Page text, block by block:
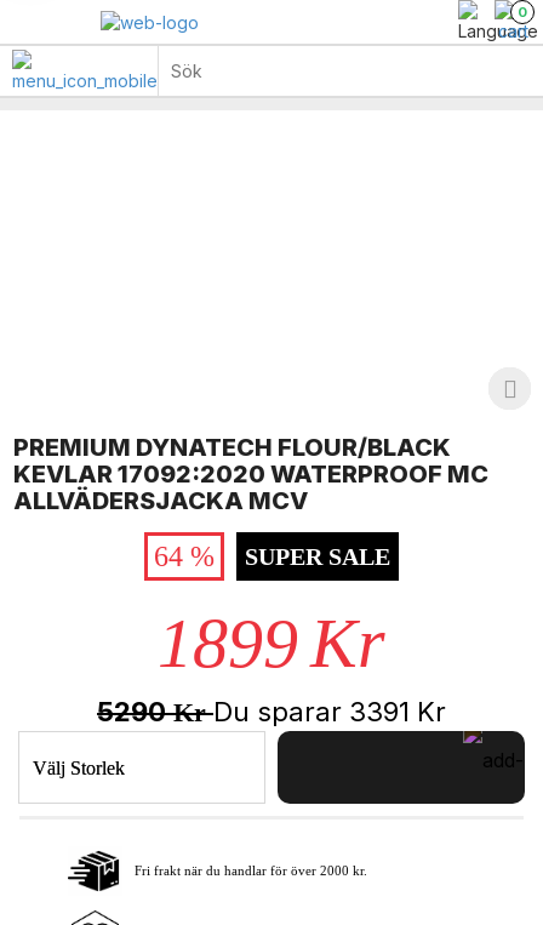
0
PREMIUM DYNATECH FLOUR/BLACK
KEVLAR 17092:2020 WATERPROOF MC
ALLVÄDERSJACKA MCV
64 % SUPER SALE
1899Kr
5290KrDu sparar 3391 Kr
Välj Storlek
Lägg i varukorgen
Fri frakt när du handlar för över 2000 kr.